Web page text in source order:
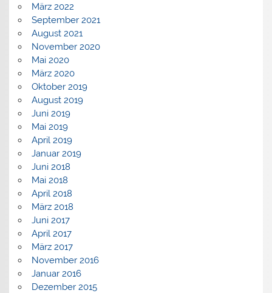
März 2022
September 2021
August 2021
November 2020
Mai 2020
März 2020
Oktober 2019
August 2019
Juni 2019
Mai 2019
April 2019
Januar 2019
Juni 2018
Mai 2018
April 2018
März 2018
Juni 2017
April 2017
März 2017
November 2016
Januar 2016
Dezember 2015